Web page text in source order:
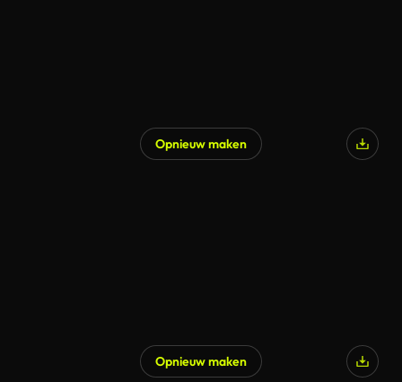
Opnieuw maken
Opnieuw maken